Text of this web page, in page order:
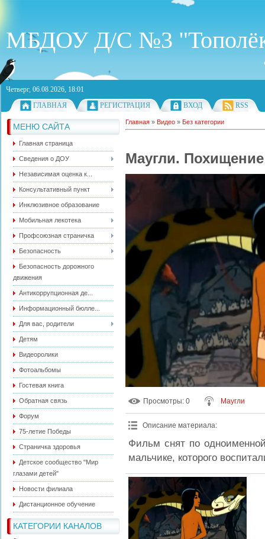
МБДОУ Д/С №3
Четверг, 06.08.2026, 18:01
ГЛАВНАЯ
РЕГИСТРАЦИЯ ВХОД RSS
МЕНЮ САЙТА
Главная страница
Сведения о ДОУ
Независимая оценка к...
Консультативный пункт
Инклюзивное образование
Мобильная лекотека
Профсоюзная страничка
Безопасность
Безопасность дорожного
движения
Антикоррупционная де...
Информационный бюлле...
Для вас, родители
Детям
Видеоролики
Фотоальбомы
Гостевая книга
Обратная связь
Форум
75-летие Победы
Страничка здоровья
Детское сообщество "Мир
глазами детей"
Новости филиала
Дистанционное обучение
КАТЕГОРИИ КАНАЛОВ
Главная » Видео » Без категории
Маугли. Похищение
Просмотры: 0 Маугли
Описание материала:
Фильм снят по
мальчике, которого